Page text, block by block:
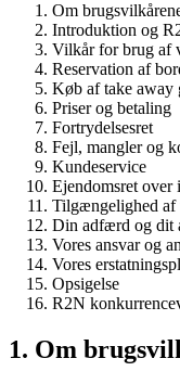
Om
Introduktion og
Vilkår for brug af
Reservation af
Køb af take away
Priser og betaling
Fortrydelsesret
Fejl, mangler og
Kundeservice
Ejendomsret over
Tilgængelighed af
Din adfærd og dit
Vores ansvar og
Vores
Opsigelse
R2N
1. Om